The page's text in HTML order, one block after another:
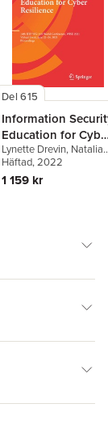
Del 615
Information
Education for
Resilience
Lynette Drevin, Natalia
Miloslavskaya
Leung ,Suné von Solms
Häftad, 2022
1 159 kr